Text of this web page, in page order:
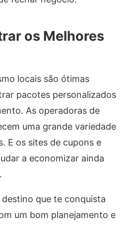
os Melhores
locais são ótimas
pacotes personalizados
As operadoras de
uma grande variedade
E os sites de cupons e
a economizar ainda
que te conquista
um bom planejamento e